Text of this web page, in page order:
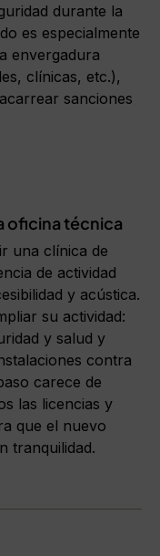
durante la
es especialmente
envergadura
clínicas, etc.),
sanciones
oficina técnica
una clínica de
de actividad
y acústica.
su actividad:
y salud y
contra
carece de
las licencias y
que el nuevo
tranquilidad.